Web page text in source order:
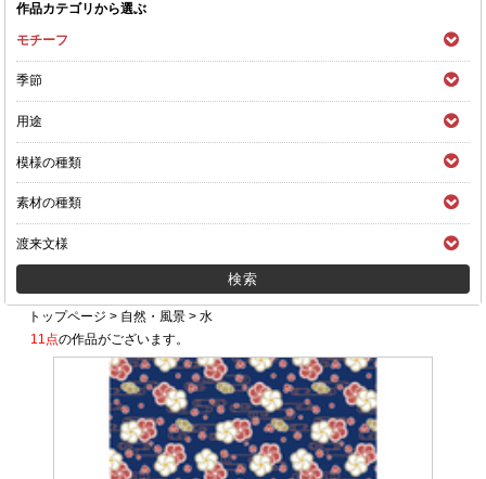
作品カテゴリから選ぶ
モチーフ
季節
用途
模様の種類
素材の種類
渡来文様
トップページ > 自然・風景 >水
11点の作品がございます。